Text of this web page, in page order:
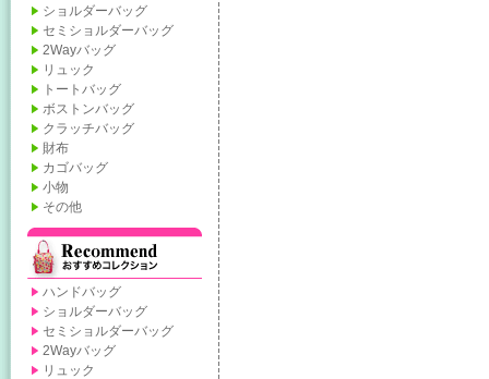
ショルダーバッグ
セミショルダーバッグ
2Wayバッグ
リュック
トートバッグ
ボストンバッグ
クラッチバッグ
財布
カゴバッグ
小物
その他
ハンドバッグ
ショルダーバッグ
セミショルダーバッグ
2Wayバッグ
リュック